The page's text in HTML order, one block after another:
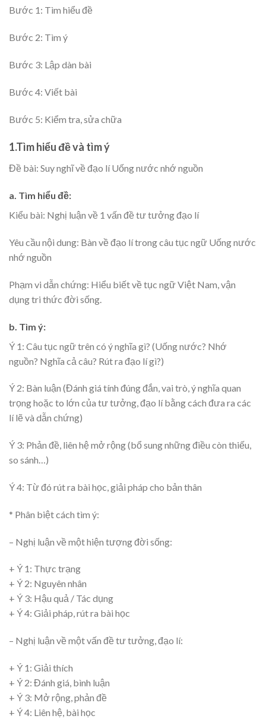
Bước 1: Tìm hiểu đề
Bước 2: Tìm ý
Bước 3: Lập dàn bài
Bước 4: Viết bài
Bước 5: Kiểm tra, sửa chữa
1.Tìm hiểu đề và tìm ý
Đề bài: Suy nghĩ về đạo lí Uống nước nhớ nguồn
a. Tìm hiểu đề:
Kiểu bài: Nghị luận về 1 vấn đề tư tưởng đạo lí
Yêu cầu nội dung: Bàn về đạo lí trong câu tục ngữ Uống nước
nhớ nguồn
Phạm vi dẫn chứng: Hiểu biết về tục ngữ Việt Nam, vận
dụng tri thức đời sống.
b. Tìm ý:
Ý 1: Câu tục ngữ trên có ý nghĩa gì? (Uống nước? Nhớ
nguồn? Nghĩa cả câu? Rút ra đạo lí gì?)
Ý 2: Bàn luận (Đánh giá tính đúng đắn, vai trò, ý nghĩa quan
trọng hoặc to lớn của tư tưởng, đạo lí bằng cách đưa ra các
lí lẽ và dẫn chứng)
Ý 3: Phản đề, liên hệ mở rộng (bổ sung những điều còn thiếu,
so sánh…)
Ý 4: Từ đó rút ra bài học, giải pháp cho bản thân
* Phân biệt cách tìm ý:
– Nghị luận về một hiện tượng đời sống:
+ Ý 1: Thực trạng
+ Ý 2: Nguyên nhân
+ Ý 3: Hậu quả / Tác dụng
+ Ý 4: Giải pháp, rút ra bài học
– Nghị luận về một vấn đề tư tưởng, đạo lí:
+ Ý 1: Giải thích
+ Ý 2: Đánh giá, bình luận
+ Ý 3: Mở rộng, phản đề
+ Ý 4: Liên hệ, bài học